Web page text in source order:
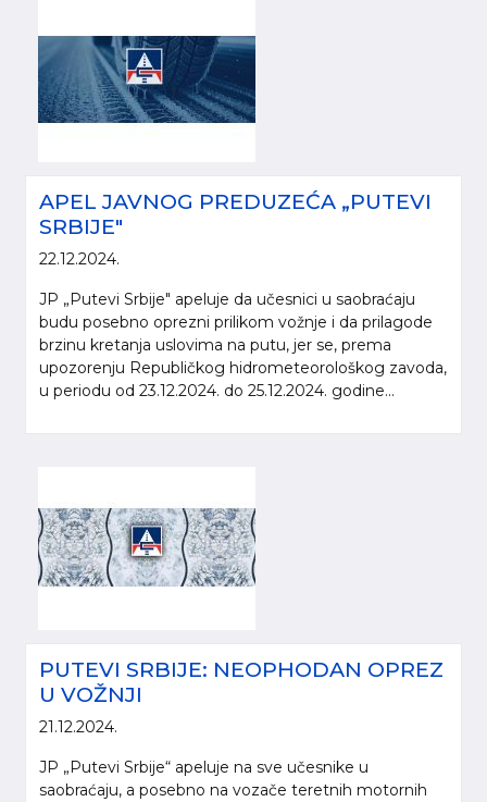
APEL JAVNOG PREDUZEĆA „PUTEVI
SRBIJE"
22.12.2024.
JP „Putevi Srbije" apeluje da učesnici u saobraćaju
budu posebno oprezni prilikom vožnje i da prilagode
brzinu kretanja uslovima na putu, jer se, prema
upozorenju Republičkog hidrometeorološkog zavoda,
u periodu od 23.12.2024. do 25.12.2024. godine...
PUTEVI SRBIJE: NEOPHODAN OPREZ
U VOŽNJI
21.12.2024.
JP „Putevi Srbije“ apeluje na sve učesnike u
saobraćaju, a posebno na vozače teretnih motornih